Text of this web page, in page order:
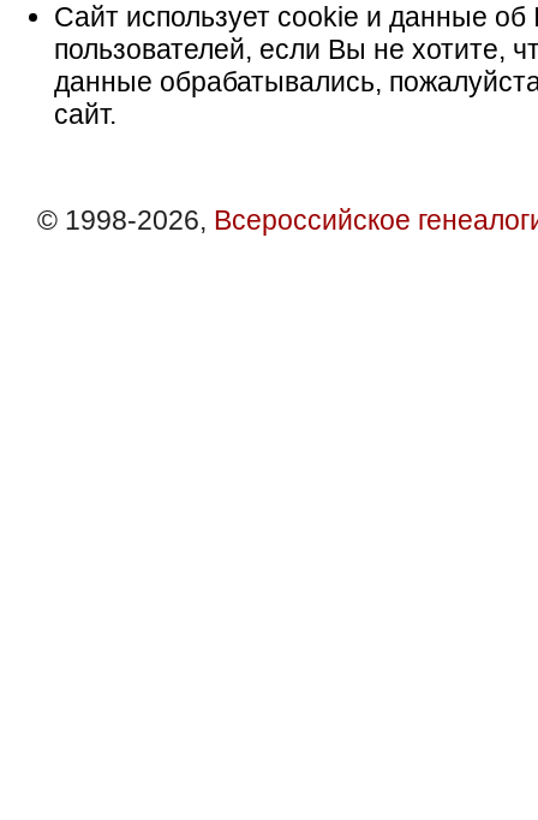
Сайт использует cookie и данные об
пользователей, если Вы не хотите,
данные обрабатывались,
сайт.
© 1998-2026, Всероссийское